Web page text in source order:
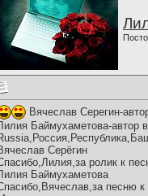
Вячеслав Серегин-
Баймухаметова-автор
Серёгин
ролик к
Баймухаметова
песню